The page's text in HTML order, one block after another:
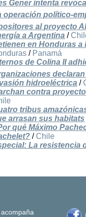
Gener intenta
operación político-
al proyecto
a Argentina /
en Honduras a
/ Panamá
de Colina II
hidroeléctrica /
contra
tribus
arrasan sus habitats
qué Máximo
/ Chile
La resistencia